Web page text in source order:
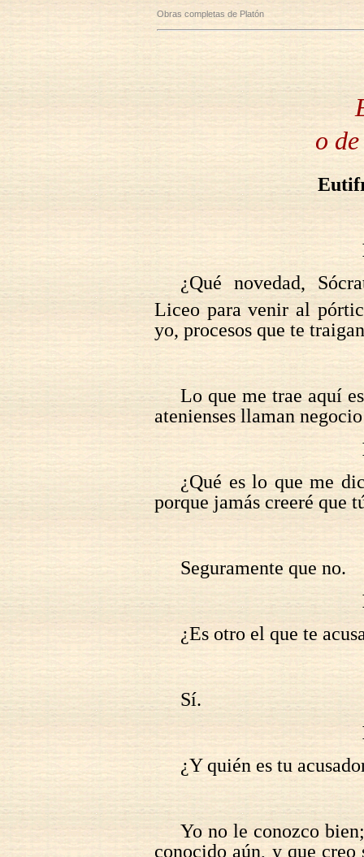
Obras completas de Platón
o
¿Qué novedad,
Liceo para venir al
yo, procesos que te
Lo que me trae aquí
atenienses llaman
¿Qué es lo que me
porque jamás creeré que
Seguramente que no.
¿Es otro el que te
Sí.
¿Y quién es tu
Yo no le conozco
conocido aún, y que